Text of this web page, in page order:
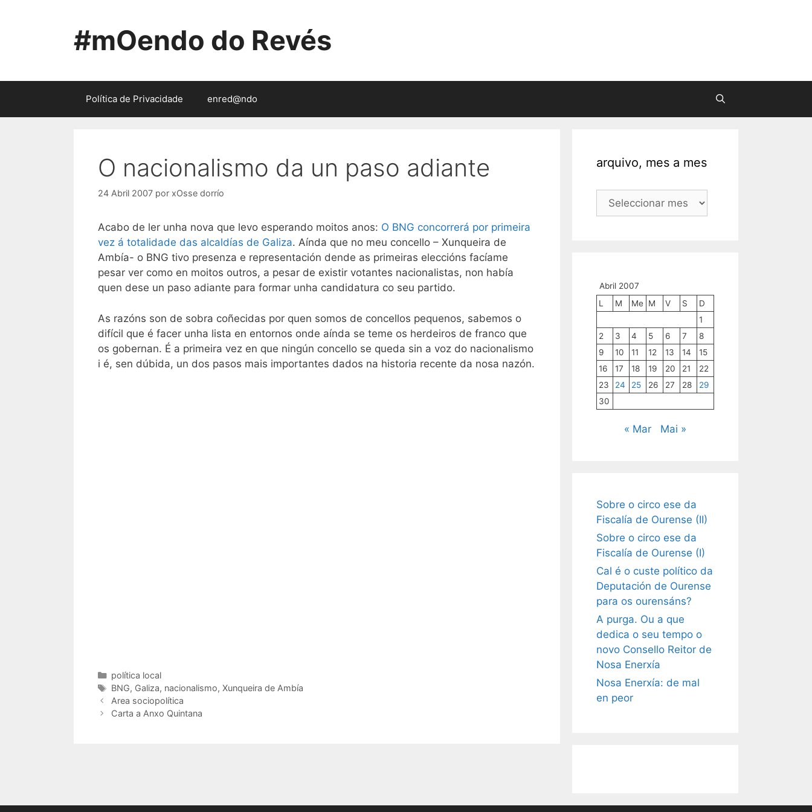
#mOendo do Revés
Política de Privacidade enred@ndo
O nacionalismo da un paso adiante
24 Abril 2007 por xOsse dorrío
Acabo de ler unha nova que levo esperando moitos anos: O BNG concorrerá por primeira
vez á totalidade das alcaldías de Galiza. Aínda que no meu concello – Xunqueira de
Ambía- o BNG tivo presenza e representación dende as primeiras eleccións facíame
pesar ver como en moitos outros, a pesar de existir votantes nacionalistas, non había
quen dese un paso adiante para formar unha candidatura co seu partido.
As razóns son de sobra coñecidas por quen somos de concellos pequenos, sabemos o
difícil que é facer unha lista en entornos onde aínda se teme os herdeiros de franco que
os gobernan. É a primeira vez en que ningún concello se queda sin a voz do nacionalismo
i é, sen dúbida, un dos pasos mais importantes dados na historia recente da nosa nazón.
Categorías
política local
Etiquetas
BNG, Galiza, nacionalismo, Xunqueira de Ambía
Area sociopolítica
Carta a Anxo Quintana
arquivo, mes a mes
arquivo,
Abril 2007
L
M Me M V S
D
1
2
3 4 5 6 7
8
9
10 11 12 13 14
15
16
17 18 19 20 21
22
23
24 25 26 27 28
29
30
« Mar Mai »
Sobre o circo ese da
Fiscalía de Ourense (II)
Sobre o circo ese da
Fiscalía de Ourense (I)
Cal é o custe político da
Deputación de Ourense
para os ourensáns?
A purga. Ou a que
dedica o seu tempo o
novo Consello Reitor de
Nosa Enerxía
Nosa Enerxía: de mal
en peor